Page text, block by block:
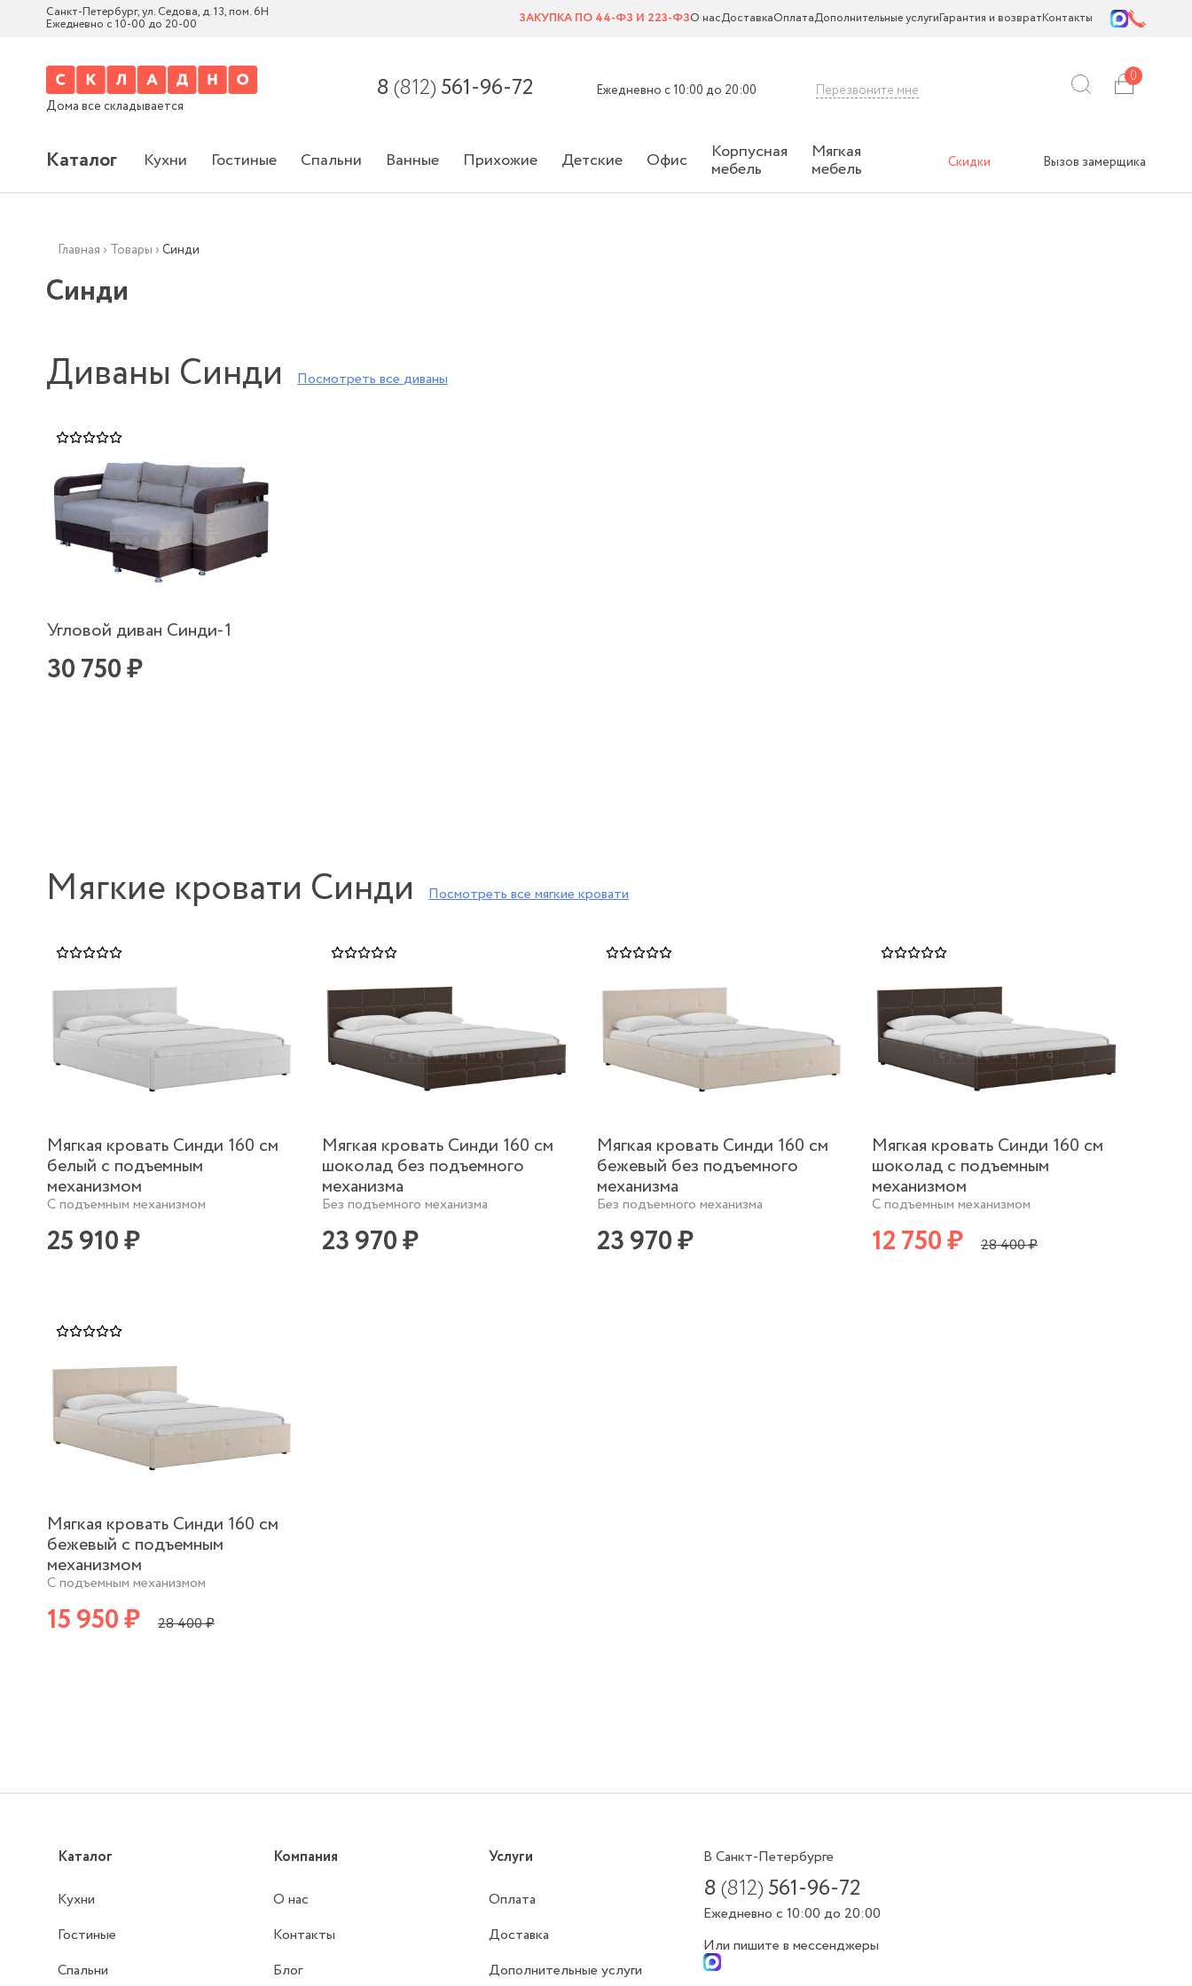
Санкт-Петербург, ул. Седова, д. 13, пом. 6Н
Ежедневно с 10-00 до 20-00 ЗАКУПКА ПО 44-ФЗ И 223-ФЗО насДоставкаОплатаДополнительные услугиГарантия и возвратКонтакты
Дома все складывается
8 (812) 561-96-72 Ежедневно с 10:00 до 20:00 Перезвоните мне
0
Каталог Кухни Гостиные Спальни Ванные Прихожие Детские Офис Корпусная
мебель
Мягкая
мебель Скидки Вызов замерщика
Главная › Товары ›Синди
Синди
Диваны Синди Посмотреть вседиваны
Угловой диван Синди-1
30 750 ₽
Мягкие кровати Синди Посмотреть всемягкие кровати
Мягкая кровать Синди 160 см
белый с подъемным
механизмом
С подъемным механизмом
25 910 ₽
Мягкая кровать Синди 160 см
шоколад без подъемного
механизма
Без подъемного механизма
23 970 ₽
Мягкая кровать Синди 160 см
бежевый без подъемного
механизма
Без подъемного механизма
23 970 ₽
Мягкая кровать Синди 160 см
шоколад с подъемным
механизмом
С подъемным механизмом
12 750 ₽ 28 400 ₽
Мягкая кровать Синди 160 см
бежевый с подъемным
механизмом
С подъемным механизмом
15 950 ₽ 28 400 ₽
Каталог
Кухни
Гостиные
Спальни
Компания
О нас
Контакты
Блог
Услуги
Оплата
Доставка
Дополнительные услуги
В Санкт-Петербурге
8(812) 561-96-72
Ежедневно с 10:00 до 20:00
Или пишите в мессенджеры